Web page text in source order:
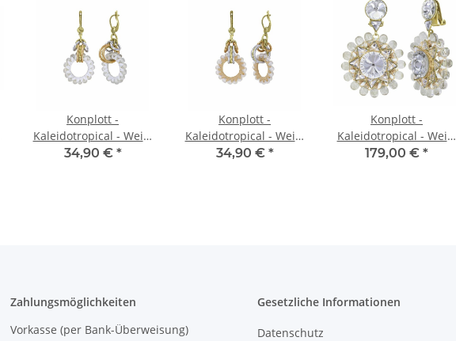
Konplott -
Kaleidotropical - Weiß,
Color 2, glänzendes
34,90 € *
Konplott -
Kaleidotropical - Weiß,
Color 3, glänzendes
34,90 € *
Konplott -
Kaleidotropical - Weiß,
glänzendes Messing,
179,00 € *
Zahlungsmöglichkeiten
Vorkasse (per Bank-Überweisung)
Gesetzliche Informationen
Datenschutz